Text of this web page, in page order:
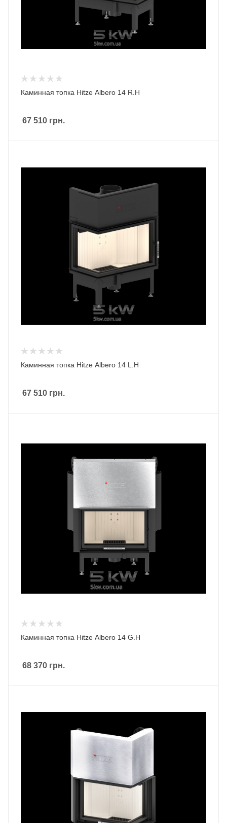
Каминная топка Hitze Albero 14 R.H
67 510 грн.
Каминная топка Hitze Albero 14 L.H
67 510 грн.
Каминная топка Hitze Albero 14 G.H
68 370 грн.